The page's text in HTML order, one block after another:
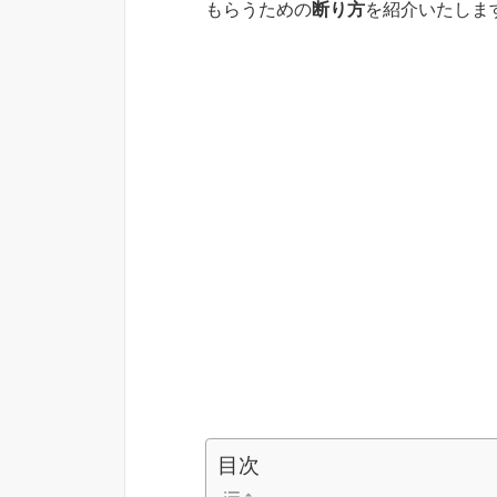
もらうための断り方を紹介いたしま
目次